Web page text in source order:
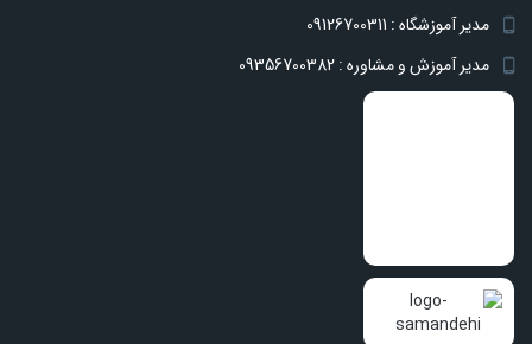
مدیر آموزشگاه : 09126700311
مدیر آموزش و مشاوره : 09356700382